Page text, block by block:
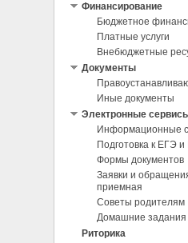
Финансирование
Бюджетное
Платные услуги
Внебюджетные
Документы
Иные документы
Электронные
Информационные
Подготовка к ЕГЭ
Формы документов
Заявки и
приемная
Советы родителям
Домашние задания
Риторика